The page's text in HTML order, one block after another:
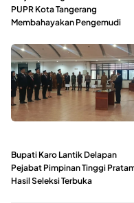
PUPR Kota Tangerang
Membahayakan Pengemudi
Bupati Karo Lantik Delapan
Pejabat Pimpinan Tinggi
Hasil Seleksi Terbuka